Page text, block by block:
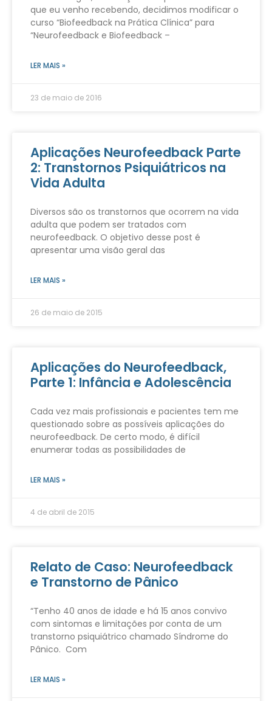
que eu venho recebendo, decidimos modificar o
curso “Biofeedback na Prática Clínica” para
“Neurofeedback e Biofeedback –
LER MAIS »
23 de maio de 2016
Aplicações Neurofeedback Parte
2: Transtornos Psiquiátricos na
Vida Adulta
Diversos são os transtornos que ocorrem na vida
adulta que podem ser tratados com
neurofeedback. O objetivo desse post é
apresentar uma visão geral das
LER MAIS »
26 de maio de 2015
Aplicações do Neurofeedback,
Parte 1: Infância e Adolescência
Cada vez mais profissionais e pacientes tem me
questionado sobre as possíveis aplicações do
neurofeedback. De certo modo, é difícil
enumerar todas as possibilidades de
LER MAIS »
4 de abril de 2015
Relato de Caso: Neurofeedback
e Transtorno de Pânico
“Tenho 40 anos de idade e há 15 anos convivo
com sintomas e limitações por conta de um
transtorno psiquiátrico chamado Síndrome do
Pânico. Com
LER MAIS »